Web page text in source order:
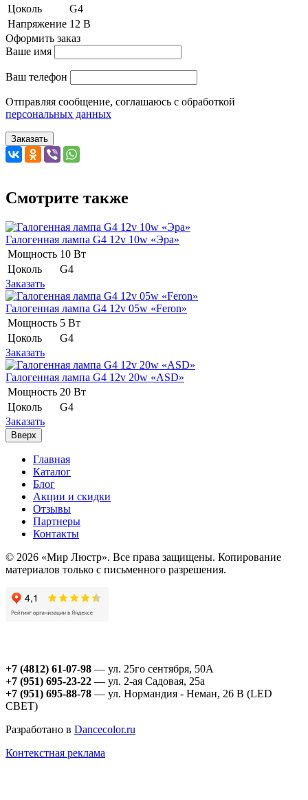
Цоколь
G4
Напряжение 12 В
Оформить заказ
Ваше имя
Ваш телефон
Отправляя сообщение, соглашаюсь с обработкой
персональных данных
Заказать
Смотрите также
Галогенная лампа G4 12v 10w «Эра»
Мощность 10 Вт
Цоколь
G4
Заказать
Галогенная лампа G4 12v 05w «Feron»
Мощность 5 Вт
Цоколь
G4
Заказать
Галогенная лампа G4 12v 20w «ASD»
Мощность 20 Вт
Цоколь
G4
Заказать
Вверх
Главная
Каталог
Блог
Акции и скидки
Отзывы
Партнеры
Контакты
© 2026 «Мир Люстр». Все права защищены. Копирование
материалов только с письменного разрешения.
+7 (4812) 61-07-98 — ул. 25го сентября, 50А
+7 (951) 695-23-22 — ул. 2-ая Садовая, 25а
+7 (951) 695-88-78 — ул. Нормандия - Неман, 26 В (LED
СВЕТ)
Разработано в Dancecolor.ru
Контекстная реклама